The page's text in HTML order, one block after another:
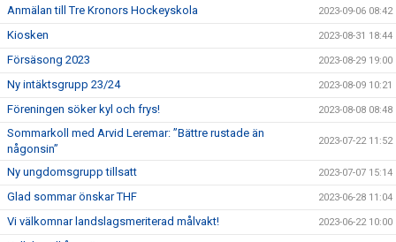
Anmälan till Tre Kronors Hockeyskola 2023-09-06 08:42
Kiosken 2023-08-31 18:44
Försäsong 2023 2023-08-29 19:00
Ny intäktsgrupp 23/24 2023-08-09 10:21
Föreningen söker kyl och frys! 2023-08-08 08:48
Sommarkoll med Arvid Leremar: ”Bättre rustade än
någonsin”
2023-07-22 11:52
Ny ungdomsgrupp tillsatt 2023-07-07 15:14
Glad sommar önskar THF 2023-06-28 11:04
Vi välkomnar landslagsmeriterad målvakt! 2023-06-22 10:00